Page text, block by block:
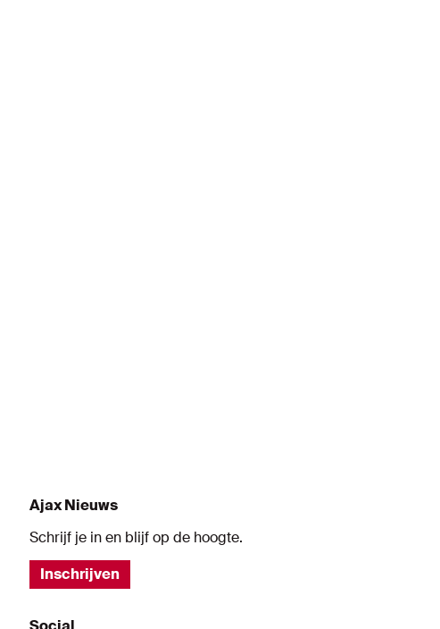
Ajax Nieuws
Schrijf je in en blijf op de hoogte.
Inschrijven